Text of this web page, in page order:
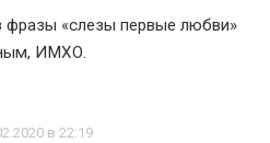
фразы «слезы первые любви»
ИМХО.
в 22:19